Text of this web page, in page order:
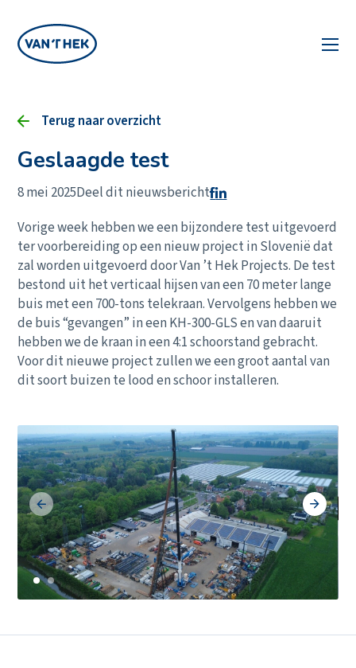
Terug naar overzicht
Geslaagde test
8 mei 2025Deel dit nieuwsbericht
Vorige week hebben we een bijzondere test uitgevoerd
ter voorbereiding op een nieuw project in Slovenië dat
zal worden uitgevoerd door Van ’t Hek Projects. De test
bestond uit het verticaal hijsen van een 70 meter lange
buis met een 700-tons telekraan. Vervolgens hebben we
de buis “gevangen” in een KH-300-GLS en van daaruit
hebben we de kraan in een 4:1 schoorstand gebracht.
Voor dit nieuwe project zullen we een groot aantal van
dit soort buizen te lood en schoor installeren.